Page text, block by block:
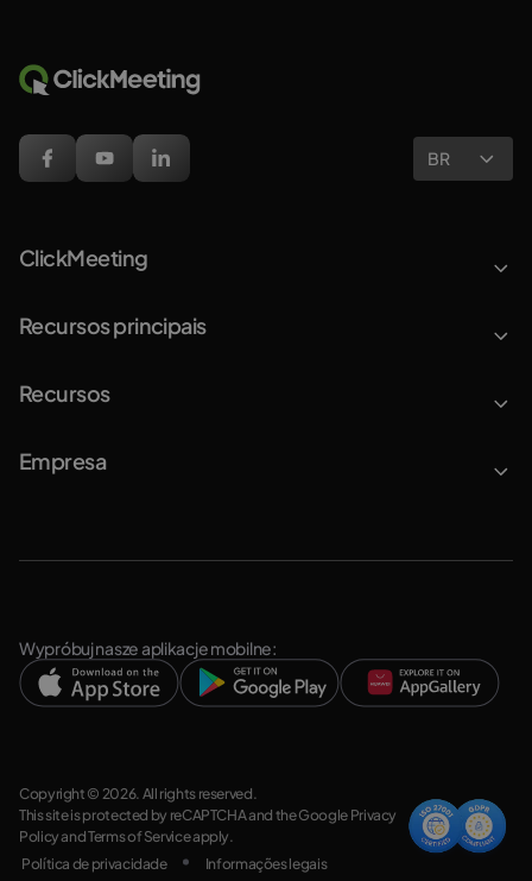
BR
ClickMeeting
Recursos principais
Recursos
Empresa
Wypróbuj nasze aplikacje mobilne:
Copyright © 2026. All rights reserved.
This site is protected by reCAPTCHA and the Google Privacy
PolicyandTerms of Serviceapply.
Política de privacidade
Informações legais